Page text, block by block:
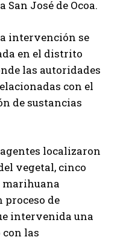
José de Ocoa.
intervención se
en el distrito
las autoridades
con el
de sustancias
localizaron
vegetal, cinco
marihuana
proceso de
intervenida una
las